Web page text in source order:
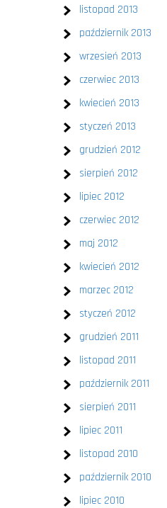
listopad 2013
październik 2013
wrzesień 2013
czerwiec 2013
kwiecień 2013
styczeń 2013
grudzień 2012
sierpień 2012
lipiec 2012
czerwiec 2012
maj 2012
kwiecień 2012
marzec 2012
styczeń 2012
grudzień 2011
listopad 2011
październik 2011
sierpień 2011
lipiec 2011
listopad 2010
październik 2010
lipiec 2010